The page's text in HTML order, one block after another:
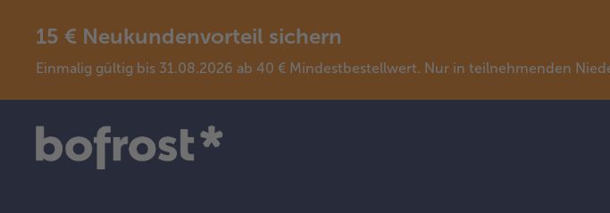
15 € Neukundenvorteil sichern
Einmalig gültig bis 31.08.2026 ab 40 € Mindestbestellwert. Nur in teilnehmenden